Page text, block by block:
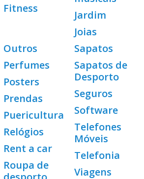
Fitness
Jardim
Joias
Outros
Perfumes
Posters
Prendas
Puericultura
Relógios
Rent a car
Roupa de
Sapatos
Sapatos de
Desporto
Seguros
Software
Telefones
Móveis
Telefonia
Viagens